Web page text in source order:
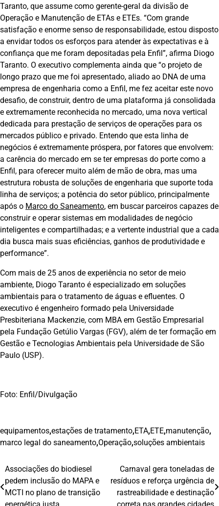
Taranto, que assume como gerente-geral da divisão de
Operação e Manutenção de ETAs e ETEs. “Com grande
satisfação e enorme senso de responsabilidade, estou disposto
a envidar todos os esforços para atender às expectativas e à
confiança que me foram depositadas pela Enfil”, afirma Diogo
Taranto. O executivo complementa ainda que “o projeto de
longo prazo que me foi apresentado, aliado ao DNA de uma
empresa de engenharia como a Enfil, me fez aceitar este novo
desafio, de construir, dentro de uma plataforma já consolidada
e extremamente reconhecida no mercado, uma nova vertical
dedicada para prestação de serviços de operações para os
mercados público e privado. Entendo que esta linha de
negócios é extremamente próspera, por fatores que envolvem:
a carência do mercado em se ter empresas do porte como a
Enfil, para oferecer muito além de mão de obra, mas uma
estrutura robusta de soluções de engenharia que suporte toda
linha de serviços; a potência do setor público, principalmente
após o Marco do Saneamento, em buscar parceiros capazes de
construir e operar sistemas em modalidades de negócio
inteligentes e compartilhadas; e a vertente industrial que a cada
dia busca mais suas eficiências, ganhos de produtividade e
performance”.
Com mais de 25 anos de experiência no setor de meio
ambiente, Diogo Taranto é especializado em soluções
ambientais para o tratamento de águas e efluentes. O
executivo é engenheiro formado pela Universidade
Presbiteriana Mackenzie, com MBA em Gestão Empresarial
pela Fundação Getúlio Vargas (FGV), além de ter formação em
Gestão e Tecnologias Ambientais pela Universidade de São
Paulo (USP).
Foto: Enfil/Divulgação
equipamentos,estações de tratamento,ETA,ETE,manutenção,
marco legal do saneamento,Operação,soluções ambientais
Navegação
de
Associações do biodiesel
pedem inclusão do MAPA e
MCTI no plano de transição
Carnaval gera toneladas de
resíduos e reforça urgência de
rastreabilidade e destinação